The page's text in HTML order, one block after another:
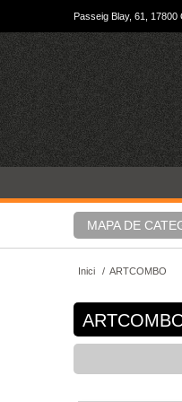
Passeig Blay, 61, 17800
MAPA DE
Inici / ARTCOMBO